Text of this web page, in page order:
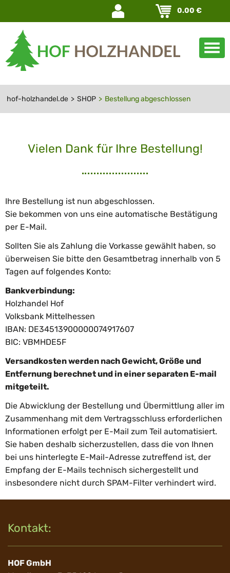
Navigation
überspringen
0.00 €
hof-holzhandel.de SHOP Bestellung abgeschlossen
Vielen Dank für Ihre Bestellung!
Ihre Bestellung ist nun abgeschlossen.
Sie bekommen von uns eine automatische Bestätigung
per E-Mail.
Sollten Sie als Zahlung die Vorkasse gewählt haben, so
überweisen Sie bitte den Gesamtbetrag innerhalb von 5
Tagen auf folgendes Konto:
Bankverbindung:
Holzhandel Hof
Volksbank Mittelhessen
IBAN: DE34513900000074917607
BIC: VBMHDE5F
Versandkosten werden nach Gewicht, Größe und
Entfernung berechnet und in einer separaten E-mail
mitgeteilt.
Die Abwicklung der Bestellung und Übermittlung aller im
Zusammenhang mit dem Vertragsschluss erforderlichen
Informationen erfolgt per E-Mail zum Teil automatisiert.
Sie haben deshalb sicherzustellen, dass die von Ihnen
bei uns hinterlegte E-Mail-Adresse zutreffend ist, der
Empfang der E-Mails technisch sichergestellt und
insbesondere nicht durch SPAM-Filter verhindert wird.
Kontakt:
HOF GmbH